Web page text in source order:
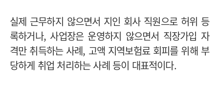
실제 근무하지 않으면서 지인 회사 직원으로 허위 등
록하거나, 사업장은 운영하지 않으면서 직장가입 자
격만 취득하는 사례, 고액 지역보험료 회피를 위해 부
당하게 취업 처리하는 사례 등이 대표적이다.